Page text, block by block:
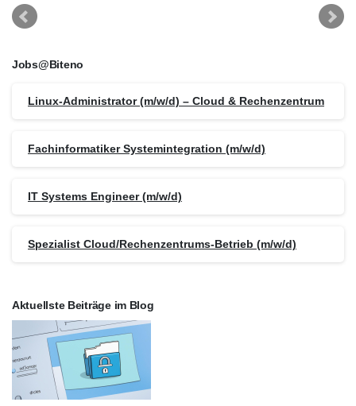
Jobs@Biteno
Linux-Administrator (m/w/d) – Cloud & Rechenzentrum
Fachinformatiker Systemintegration (m/w/d)
IT Systems Engineer (m/w/d)
Spezialist Cloud/Rechenzentrums-Betrieb (m/w/d)
Aktuellste Beiträge im Blog